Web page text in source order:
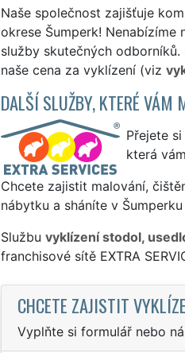
Naše společnost zajišťuje
okrese Šumperk!
služby skutečných odborníků.
naše cena za vyklízení (viz
DALŠÍ SLUŽBY, KTERÉ VÁM
Přejete
která
Chcete zajistit malování,
nábytku a sháníte v
Službu vyklízení stodol,
franchisové sítě EXTRA
CHCETE ZAJISTIT
Vyplňte si formulář nebo